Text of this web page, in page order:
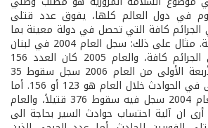
في دول العالم كلها، يفوق عدد قتلى
كافة التي تحصل في دولة معينة بما
فيها العمليات الإرهابية. مثال على ذلك: سجل العام 2004 في لبنان
سقوط 123 قتيلاً في الجرائم كافة، والعام 2005 كان العدد 156
قتيلاً، وفي الأشهر الأربعة الأولى من العام 2006 سجل سقوط 35
قتيلاً. إذاً معدل القتلى في الحوادث خلال العام هو 123 أو 156. أما
في حوادث السير، فالعام 2004 سجل فيه سقوط 376 قتيلاً، والعام
وأنا أرى ان آلية احتساب حوادث السير بحاجة الى